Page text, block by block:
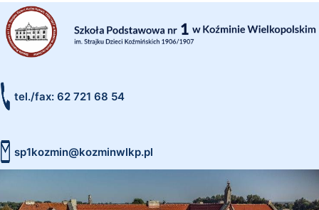
tel./fax: 62 721 68 54
sp1kozmin@kozminwlkp.pl